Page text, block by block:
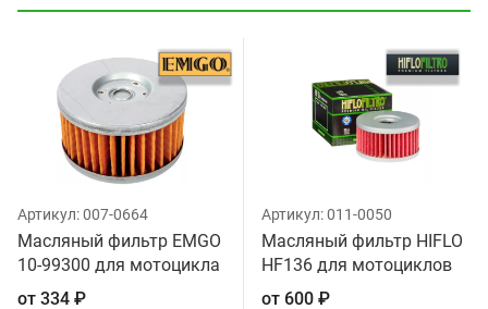
Артикул:007-0664
Масляный фильтр EMGO
10-99300 для мотоцикла
от 334 ₽
Артикул:011-0050
Масляный фильтр HIFLO
HF136 для мотоциклов
от 600 ₽